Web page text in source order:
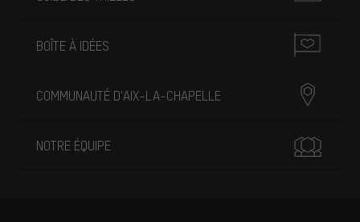
BOÎTE À IDÉES
COMMUNAUTÉ D'AIX-LA-CHAPELLE
NOTRE ÉQUIPE